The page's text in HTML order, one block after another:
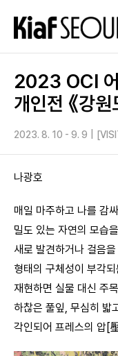
2023 OCI
개인전 《강원
2023. 8. 10 - 9. 9
나광호
매일 마주하고 나를 감
밀도 있는 자연의 모습
새로 발견하거나 걸음
형태의 구체성이 부각
재현하면 실물 대신 주
하찮은 풀잎, 무심히 밟
각인되어 프레스의 압[